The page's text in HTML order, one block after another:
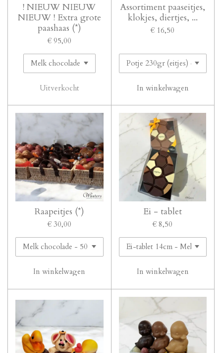
! NIEUW NIEUW
NIEUW ! Extra grote
paashaas (*)
€ 95,00
Uitverkocht
Assortiment paaseitjes,
klokjes, diertjes, ...
€ 16,50
In winkelwagen
Raapeitjes (*)
€ 30,00
In winkelwagen
Ei - tablet
€ 8,50
In winkelwagen